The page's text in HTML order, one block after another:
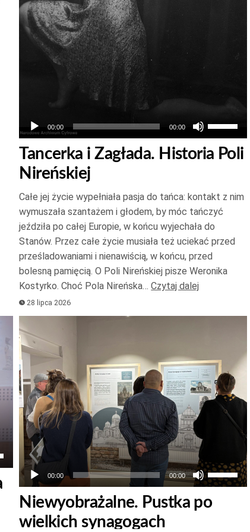
00:00 00:00
Używaj
strzałek
do
dołu
aby
zwiększyć
lub
Tancerka i Zagłada. Historia Poli
Nireńskiej
Całe jej życie wypełniała pasja do tańca: kontakt z nim
wymuszała szantażem i głodem, by móc tańczyć
jeździła po całej Europie, w końcu wyjechała do
Stanów. Przez całe życie musiała też uciekać przed
prześladowaniami i nienawiścią, w końcu, przed
bolesną pamięcią. O Poli Nireńskiej pisze Weronika
Kostyrko. Choć Pola Nireńska…Czytaj dalej
28 lipca 2026
Odtwarzacz
plików
dźwiękowych
00:00 00:00
Używaj
strzałek
do
Niewyobrażalne. Pustka po
wielkich synagogach